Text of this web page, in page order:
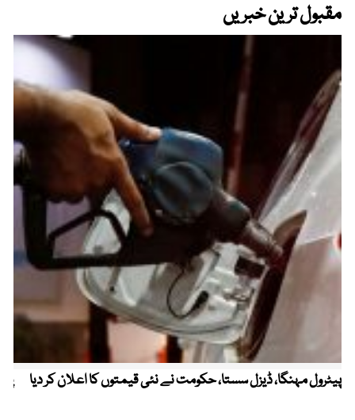
مقبول ترین خبریں
پیٹرول مہنگا، ڈیزل سستا، حکومت نے نئی قیمتوں کا اعلان کر دیا